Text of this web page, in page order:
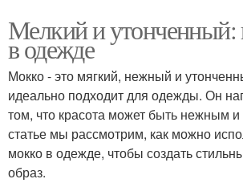
Мелкий и утонченный:
в одежде
Мокко - это мягкий, нежный и
идеально подходит для одежды. Он
том, что красота может быть нежным
статье мы рассмотрим, как можно
мокко в одежде, чтобы создать
образ.